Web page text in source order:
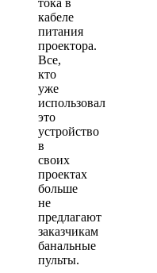
тока в
кабеле
питания
проектора.
Все,
кто
уже
использовал
это
устройство
в
своих
проектах
больше
не
предлагают
заказчикам
банальные
пульты.